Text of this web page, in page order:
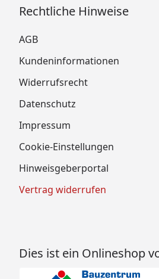
Rechtliche Hinweise
AGB
Kundeninformationen
Widerrufsrecht
Datenschutz
Impressum
Cookie-Einstellungen
Hinweisgeberportal
Vertrag widerrufen
Dies ist ein Onlineshop